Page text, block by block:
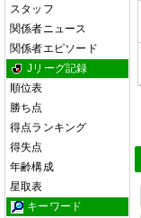
スタッフ
関係者ニュース
関係者エピソード
Jリーグ記録
順位表
勝ち点
得点ランキング
得失点
年齢構成
星取表
キーワード